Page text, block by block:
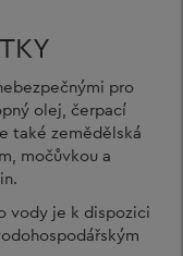
pro
olej, čerpací
také zemědělská
močůvkou a
vody je k dispozici